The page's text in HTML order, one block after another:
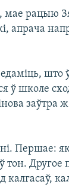
рацыю
апрача
што
ў школе
заўтра
Першае:
тон.